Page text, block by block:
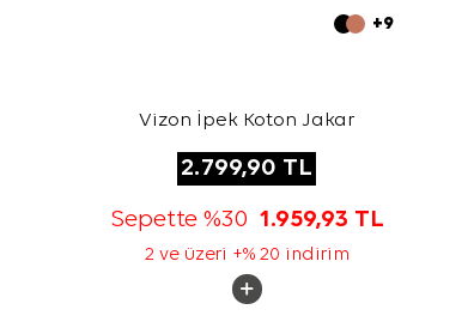
+9
Vizon İpek Koton Jakar
2.799,90 TL
Sepette %30 1.959,93 TL
2 ve üzeri +% 20 indirim